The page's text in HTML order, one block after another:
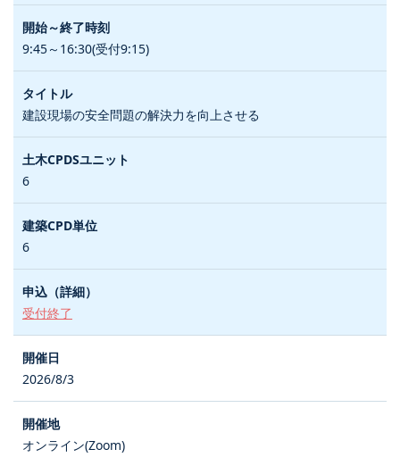
9:45～16:30(受付9:15)
建設現場の安全問題の解決力を向上させる
6
6
受付終了
2026/8/3
オンライン(Zoom)